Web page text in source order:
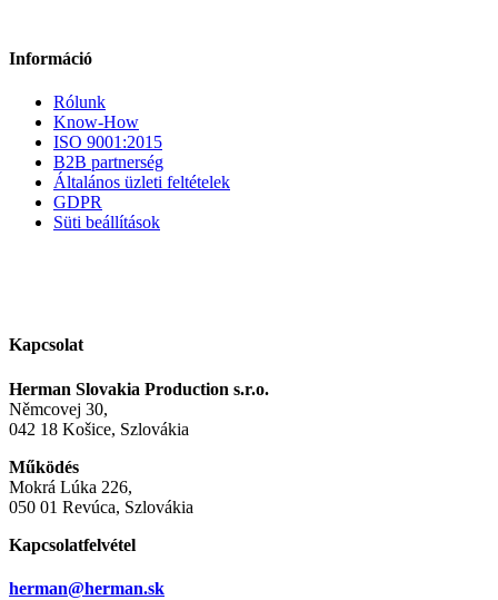
Információ
Rólunk
Know-How
ISO 9001:2015
B2B partnerség
Általános üzleti feltételek
GDPR
Süti beállítások
Kapcsolat
Herman Slovakia Production s.r.o.
Němcovej 30,
042 18 Košice, Szlovákia
Működés
Mokrá Lúka 226,
050 01 Revúca, Szlovákia
Kapcsolatfelvétel
herman@herman.sk